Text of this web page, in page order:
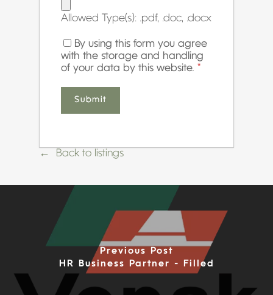
Allowed Type(s): .pdf, .doc, .docx
By using this form you agree
with the storage and handling
of your data by this website. *
Back to listings
Previous Post
HR Business Partner - Filled